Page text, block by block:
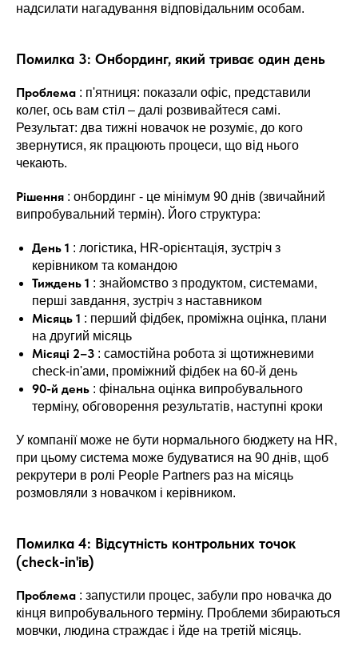
надсилати нагадування відповідальним особам.
Помилка 3: Онбординг, який триває один день
Проблема : п'ятниця: показали офіс, представили
колег, ось вам стіл – далі розвивайтеся самі.
Результат: два тижні новачок не розуміє, до кого
звернутися, як працюють процеси, що від нього
чекають.
Рішення : онбординг - це мінімум 90 днів (звичайний
випробувальний термін). Його структура:
День 1 : логістика, HR-орієнтація, зустріч з
керівником та командою
Тиждень 1 : знайомство з продуктом, системами,
перші завдання, зустріч з наставником
Місяць 1 : перший фідбек, проміжна оцінка, плани
на другий місяць
Місяці 2–3 : самостійна робота зі щотижневими
check-in'ами, проміжний фідбек на 60-й день
90-й день : фінальна оцінка випробувального
терміну, обговорення результатів, наступні кроки
У компанії може не бути нормального бюджету на HR,
при цьому система може будуватися на 90 днів, щоб
рекрутери в ролі People Partners раз на місяць
розмовляли з новачком і керівником.
Помилка 4: Відсутність контрольних точок
(check-in'ів)
Проблема : запустили процес, забули про новачка до
кінця випробувального терміну. Проблеми збираються
мовчки, людина страждає і йде на третій місяць.